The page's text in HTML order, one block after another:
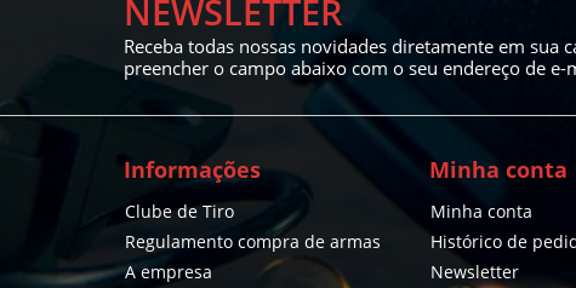
NEWSLETTER
Receba todas nossas novidades diretamente em sua
preencher o campo abaixo com o seu endereço de e-
Informações
Clube de Tiro
Regulamento compra de armas
A empresa
Minha conta
Minha conta
Histórico de
Newsletter